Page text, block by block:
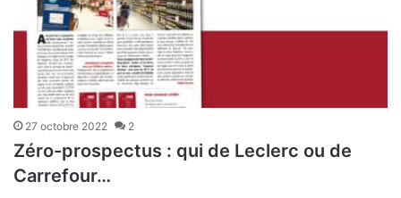
27 octobre 2022 2
Zéro-prospectus : qui de Leclerc ou de
Carrefour…